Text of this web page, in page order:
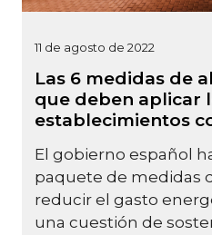
11 de agosto de 2022
Las 6 medidas de
que deben aplicar
establecimientos
El gobierno español
paquete de medidas
reducir el gasto
una cuestión de